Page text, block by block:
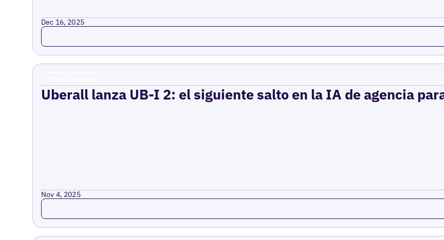
Dec 16, 2025
Read more
Uberall lanza UB-I 2: el siguiente salto en la IA de agencia
Nov 4, 2025
Read more